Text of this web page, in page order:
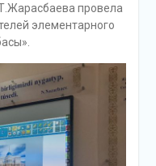
провела
элементарного